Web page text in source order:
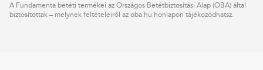
A Fundamenta betéti termékei az Országos Betétbiztosítási Alap (OBA) által
biztosítottak – melynek feltételeiről az oba.hu honlapon tájékozódhatsz.